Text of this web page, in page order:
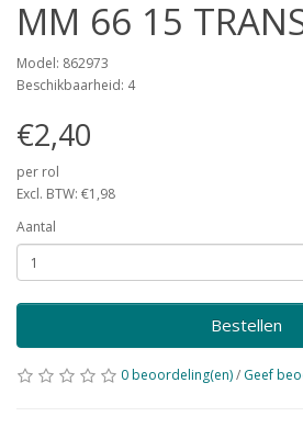
MM 66 15
Model: 862973
Beschikbaarheid: 4
€2,40
per rol
Excl. BTW: €1,98
Aantal
Bestellen
0 beoordeling(en)/ Geef